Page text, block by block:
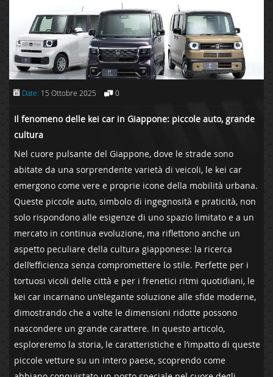
Date: 15 Ottobre 2025 0
Il​ fenomeno delle kei car ‌in Giappone: piccole auto, grande‍
cultura
Nel cuore pulsante⁤ del Giappone, dove le strade sono
abitate da una sorprendente varietà di⁤ veicoli, le kei‍ car
emergono come vere e proprie icone‍ della mobilità urbana.
Queste piccole auto, simbolo di ingegnosità e praticità, non
solo rispondono alle esigenze di uno‌ spazio limitato e a un
mercato in continua evoluzione,​ ma riflettono ⁣anche un
aspetto ​peculiare della ‌cultura giapponese: la ricerca
dell’efficienza senza compromettere lo stile. ⁢Perfette per i​
tortuosi vicoli delle città e per i⁤ frenetici ritmi quotidiani, ​le
kei car incarnano un’elegante soluzione alle sfide moderne,
dimostrando che​ a volte le dimensioni ridotte⁤ possono
nascondere un grande⁣ carattere. In questo articolo,
esploreremo​ la⁢ storia, le caratteristiche e ‍l’impatto di⁤ queste
piccole vetture su un intero paese, scoprendo come